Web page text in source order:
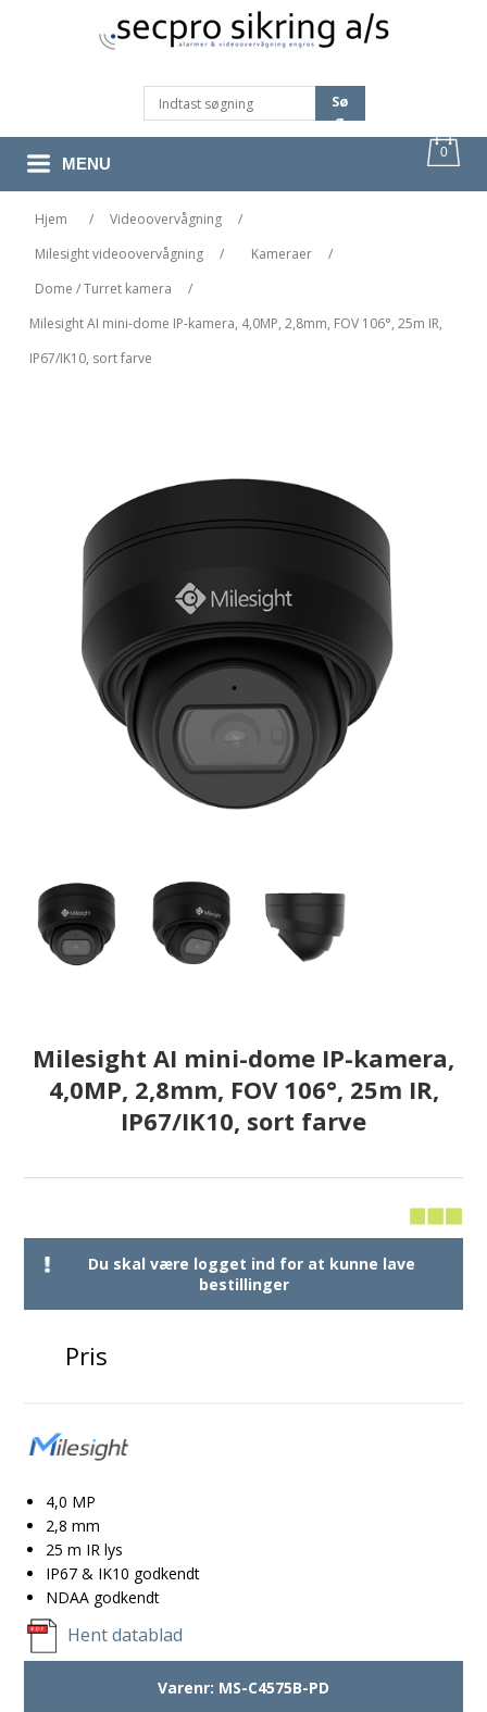
Sø
G
0
MENU
Hjem / Videoovervågning
/
Milesight videoovervågning
/ Kameraer
/
Dome / Turret kamera
/
Milesight AI mini-dome IP-kamera, 4,0MP, 2,8mm, FOV 106°, 25m IR,
IP67/IK10, sort farve
Milesight AI mini-dome IP-kamera,
4,0MP, 2,8mm, FOV 106°, 25m IR,
IP67/IK10, sort farve
Du skal være logget ind for at kunne lave
bestillinger
Pris
4,0 MP
2,8 mm
25 m IR lys
IP67 & IK10 godkendt
NDAA godkendt
Hent datablad
Varenr: MS-C4575B-PD